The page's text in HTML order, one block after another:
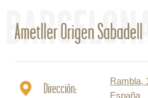
BARCELONA
Ametller Origen Sabadell
Dirección:
Rambla,
España